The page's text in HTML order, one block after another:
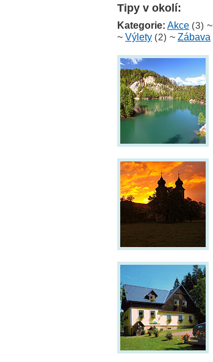
Tipy v okolí:
Kategorie: Akce (3) ~
~ Výlety (2) ~ Zábava